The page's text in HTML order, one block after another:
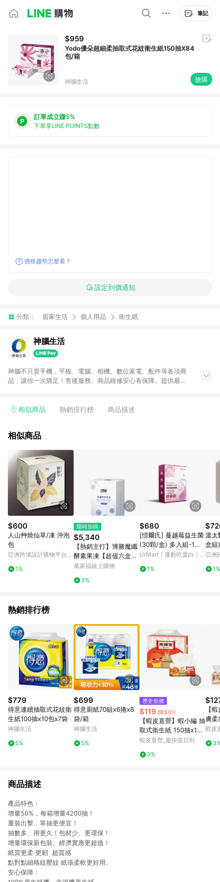
筆記
$959
Yodo優朵超細柔抽取式花紋衛生紙150抽X84
包/箱
神腦生活 搶購
訂單成立賺5%
下單享LINE POINTS點數
價格趨勢怎麼看？
設定到價通知
分類： 居家生活 個人用品 衛生紙
神腦生活
神腦不只賣手機，平板、電腦、相機、數位家電、配件等各項商
品，讓你一次購足！售後服務、商品維修安心有保障。提供最新
相似商品 熱銷排行榜 商品描述
相似商品
$600
人山艸燒仙草/凍 沖泡
包
亞洲跨境設計購物平台
1%
限時加碼
$5,340
【熱銷主打】博勝魔纖
酵素果凍【超值六盒
組】
萬家福線上購物
3%
$680
[愷爾氏] 蔓越莓益生菌
(30顆/盒) 多入組-1入
組
UrMart｜運動吃蛋白｜
1%
溫太
盒組)
亞洲
1%
熱銷排行榜
$779
得意連續抽取式花紋衛
生紙100抽x10包x7袋
神腦生活
5%
$699
得意廚紙70組x6捲x8
袋/箱
神腦生活
5%
歷史低價
$119 (降$61)
【蝦皮直營】蝦小編 抽
取式衛生紙 150抽x12
包/串 揪探吉 柔軟 居家
蝦皮直營_最快當日到
3%
【
膚
FC-
蝦皮
商品描述
產品特色：
增量50%，每箱增量4200抽！
重裝出擊、單抽更便宜！
抽數多、用更久！包材少、更環保！
增量環保新包裝、經濟實惠更超值！
紙質更柔 更韌 超質感
點對點細格紋壓紋 紙張柔軟更好用。
安心保障：